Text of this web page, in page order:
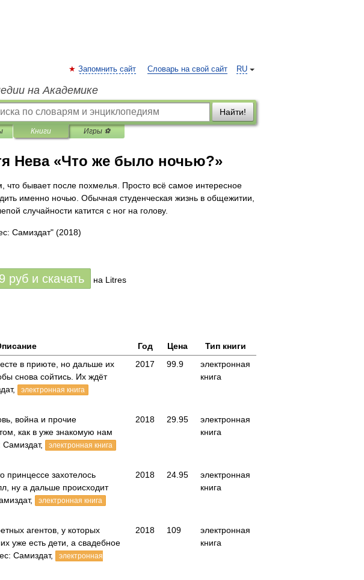
RU
Запомнить сайт Словарь на свой сайт
на Академике
Найти!
Книги Игры ⚽
Нева «Что же было ночью?»
что бывает после похмелья. Просто всё самое интересное
именно ночью. Обычная студенческая жизнь в общежитии,
случайности катится с ног на голову.
Самиздат" (2018)
руб и скачать на Litres
Год Цена
Тип книги
в приюте, но дальше их
снова сойтись. Их ждёт
электронная книга
2017 99.9
электронная
книга
война и прочие
как в уже знакомую нам
электронная книга
2018 29.95
электронная
книга
принцессе захотелось
ну а дальше происходит
электронная книга
2018 24.95
электронная
книга
агентов, у которых
уже есть дети, а свадебное
Самиздат,
электронная
2018 109
электронная
книга